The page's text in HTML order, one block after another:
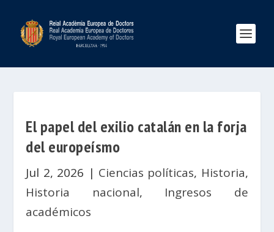
El papel del exilio catalán en la forja
del europeísmo
Jul 2, 2026 | Ciencias políticas, Historia,
Historia nacional, Ingresos de
académicos